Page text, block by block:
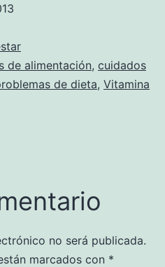
de alimentación, cuidados
de dieta, Vitamina
no será publicada.
marcados con *